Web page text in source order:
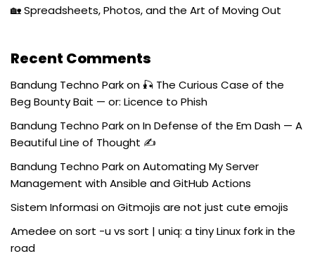
🏡 Spreadsheets, Photos, and the Art of Moving Out
Recent Comments
Bandung Techno Parkon 🎣 The Curious Case of the
Beg Bounty Bait — or: Licence to Phish
Bandung Techno ParkonIn Defense of the Em Dash — A
Beautiful Line of Thought ✍️
Bandung Techno ParkonAutomating My Server
Management with Ansible and GitHub Actions
Sistem InformasionGitmojis are not just cute emojis
Amedee onsort -u vs sort | uniq: a tiny Linux fork in the
road